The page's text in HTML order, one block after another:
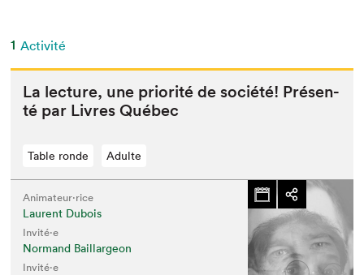
1 Activité
La lec­ture, une pri­or­ité de société! Présen­
té par Livres Québec
Table ronde Adulte
Animateur⋅rice
Laurent Dubois
Invité⋅e
Normand Baillargeon
Invité⋅e